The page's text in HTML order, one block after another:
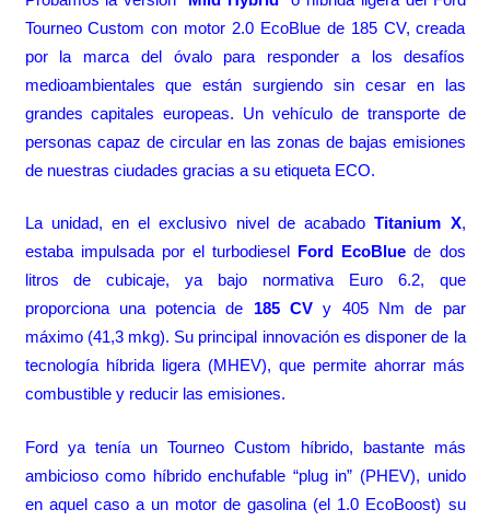
Tourneo Custom con motor 2.0 EcoBlue de 185 CV, creada
por la marca del óvalo para responder a los desafíos
medioambientales que están surgiendo sin cesar en las
grandes capitales europeas. Un vehículo de transporte de
personas capaz de circular en las zonas de bajas emisiones
de nuestras ciudades gracias a su etiqueta ECO.
La unidad, en el exclusivo nivel de acabadoTitanium X,
estaba impulsada por el turbodiesel Ford EcoBlue de dos
litros de cubicaje, ya bajo normativa Euro 6.2, que
proporciona una potencia de 185 CV y 405 Nm de par
máximo (41,3 mkg). Su principal innovación es disponer de la
tecnología híbrida ligera (MHEV), que permite ahorrar más
combustible y reducir las emisiones.
Ford ya tenía un Tourneo Custom híbrido, bastante más
ambicioso como híbrido enchufable “plug in” (PHEV), unido
en aquel caso a un motor de gasolina (el 1.0 EcoBoost) su